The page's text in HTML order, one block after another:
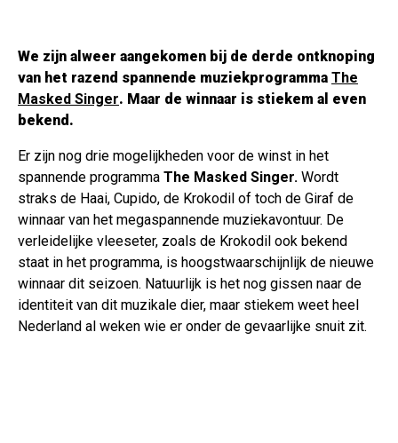
We zijn alweer aangekomen bij de derde ontknoping
van het razend spannende muziekprogramma The
Masked Singer. Maar de winnaar is stiekem al even
bekend.
Er zijn nog drie mogelijkheden voor de winst in het
spannende programma The Masked Singer. Wordt
straks de Haai, Cupido, de Krokodil of toch de Giraf de
winnaar van het megaspannende muziekavontuur. De
verleidelijke vleeseter, zoals de Krokodil ook bekend
staat in het programma, is hoogstwaarschijnlijk de nieuwe
winnaar dit seizoen. Natuurlijk is het nog gissen naar de
identiteit van dit muzikale dier, maar stiekem weet heel
Nederland al weken wie er onder de gevaarlijke snuit zit.